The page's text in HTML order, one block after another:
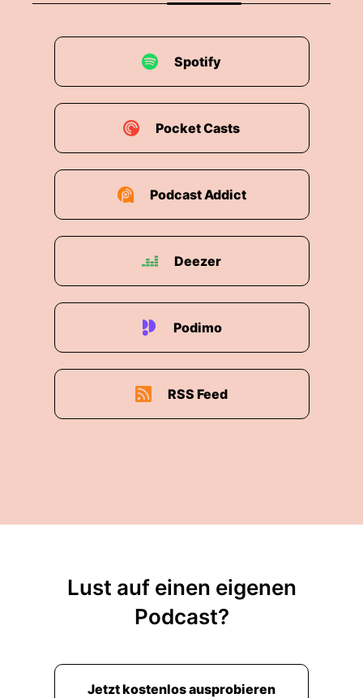
Spotify
Pocket Casts
Podcast Addict
Deezer
Podimo
RSS Feed
Lust auf einen eigenen
Podcast?
Jetzt kostenlos ausprobieren